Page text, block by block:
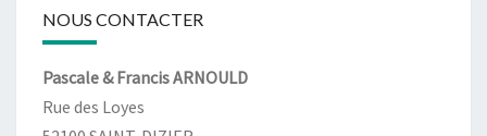
NOUS CONTACTER
Pascale & Francis ARNOULD
Rue des Loyes